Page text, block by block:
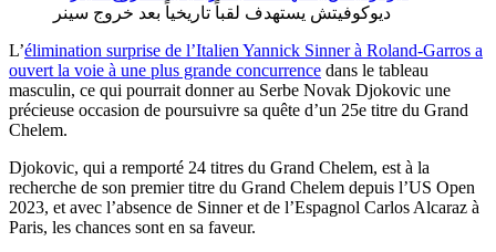
ديوكوفيتش يستهدف لقباً تاريخياً بعد خروج سينر
L’élimination surprise de l’Italien Yannick Sinner à Roland-Garros a
ouvert la voie à une plus grande concurrence dans le tableau
masculin, ce qui pourrait donner au Serbe Novak Djokovic une
précieuse occasion de poursuivre sa quête d’un 25e titre du Grand
Chelem.
Djokovic, qui a remporté 24 titres du Grand Chelem, est à la
recherche de son premier titre du Grand Chelem depuis l’US Open
2023, et avec l’absence de Sinner et de l’Espagnol Carlos Alcaraz à
Paris, les chances sont en sa faveur.